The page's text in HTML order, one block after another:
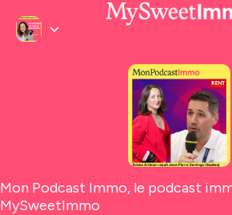
Mon Podcast Immo, le podcast
MySweetImmo